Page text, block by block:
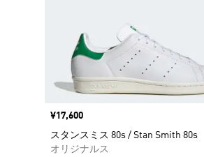
価格
¥17,600
スタンスミス 80s / Stan Smith 80s
オリジナルス